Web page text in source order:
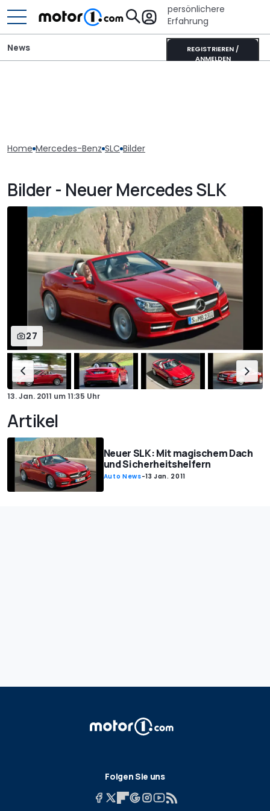
persönlichere
Erfahrung
REGISTRIEREN /
ANMELDEN
News
Home Mercedes-Benz SLC Bilder
Bilder - Neuer Mercedes SLK
27
13. Jan. 2011 um11:35 Uhr
Artikel
Neuer SLK: Mit magischem Dach
und Sicherheitshelfern
Auto News-13 Jan. 2011
Folgen Sie uns